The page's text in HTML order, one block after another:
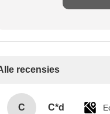
recensies
C C*d